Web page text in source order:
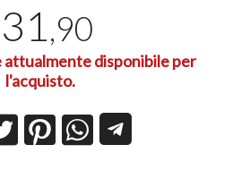
31,90
attualmente disponibile per
l'acquisto.